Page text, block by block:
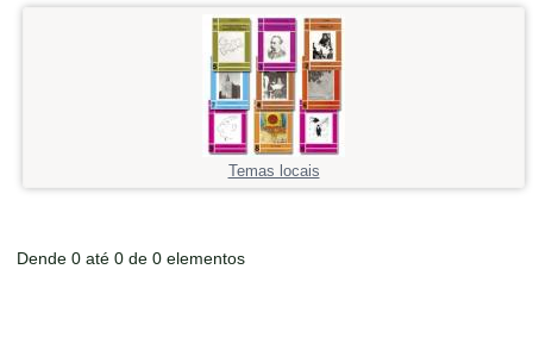
Temas locais
Dende 0 até 0 de 0 elementos